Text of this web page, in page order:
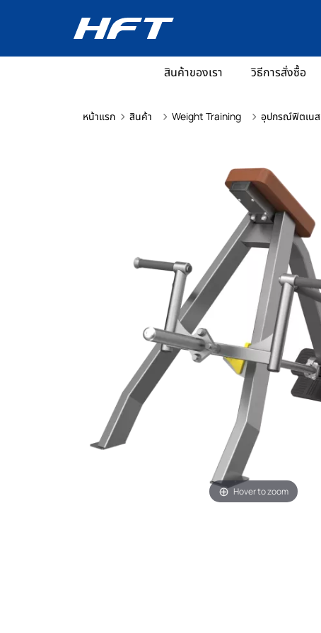
สินค้าของเรา วิธีการสั่งซื้อ
หน้าแรก สินค้า Weight Training อุปกรณ์ฟิตเนส
Hover to zoom